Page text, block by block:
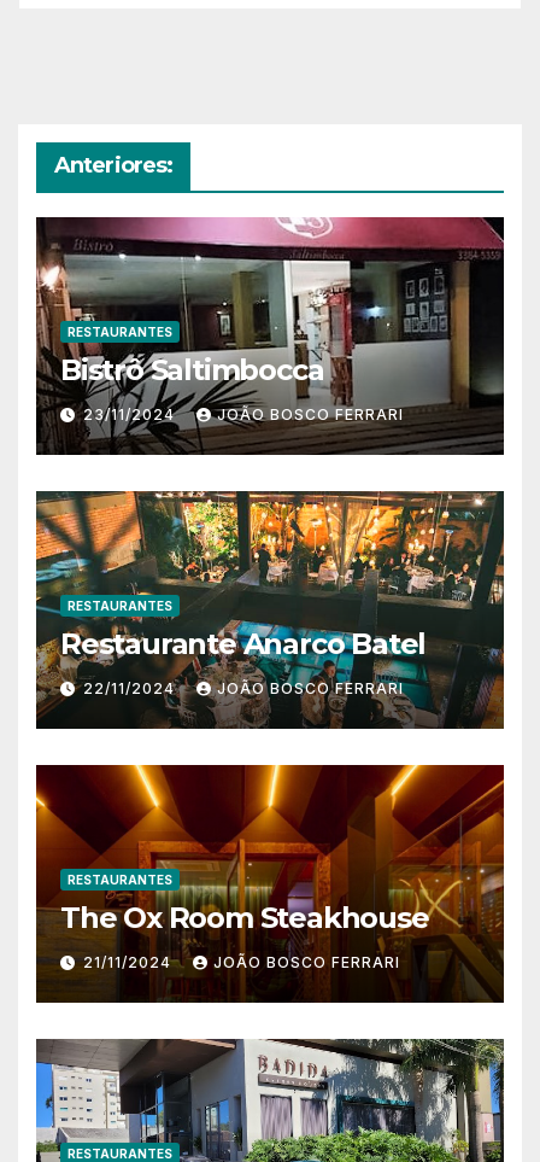
Anteriores:
RESTAURANTES
Bistrô Saltimbocca
23/11/2024 JOÃO BOSCO FERRARI
RESTAURANTES
Restaurante Anarco Batel
22/11/2024 JOÃO BOSCO FERRARI
RESTAURANTES
The Ox Room Steakhouse
21/11/2024 JOÃO BOSCO FERRARI
RESTAURANTES